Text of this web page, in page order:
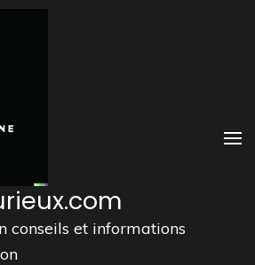
conseils et informations